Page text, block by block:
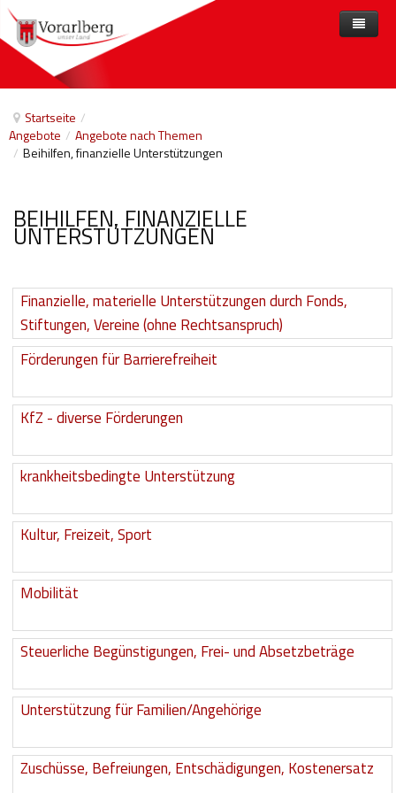
Startseite /
Angebote / Angebote nach Themen
/ Beihilfen, finanzielle Unterstützungen
BEIHILFEN, FINANZIELLE
UNTERSTÜTZUNGEN
Finanzielle, materielle Unterstützungen durch Fonds,
Stiftungen, Vereine (ohne Rechtsanspruch)
Förderungen für Barrierefreiheit
KfZ - diverse Förderungen
krankheitsbedingte Unterstützung
Kultur, Freizeit, Sport
Mobilität
Steuerliche Begünstigungen, Frei- und Absetzbeträge
Unterstützung für Familien/Angehörige
Zuschüsse, Befreiungen, Entschädigungen, Kostenersatz
Home
Angebote nach Themen
Barrierefreiheit
Beihilfen, finanzielle Unterstützungen
Gesetze und Verordnungen
Gesetzliche Vertretungen
Hilfsmittel und Heilbehelfe
Kindheit und Jugend
Selbsthilfe und Selbstvertretung
Pflege, Pflegende Angehörige
Wohnen
Anbieter
Veranstaltungen